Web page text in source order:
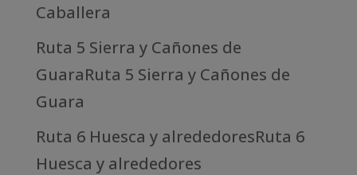
Caballera
Ruta 5 Sierra y Cañones de
GuaraRuta 5 Sierra y Cañones de
Guara
Ruta 6 Huesca y alrededoresRuta 6
Huesca y alrededores